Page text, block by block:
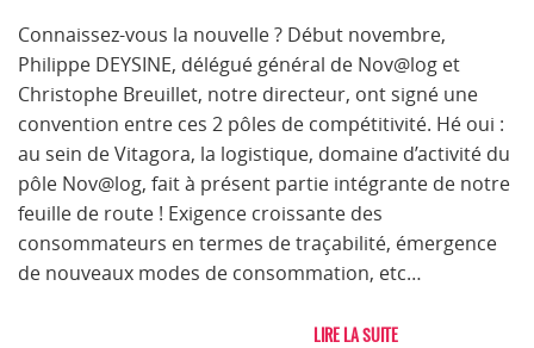
Connaissez-vous la nouvelle ? Début novembre,
Philippe DEYSINE, délégué général de Nov@log et
Christophe Breuillet, notre directeur, ont signé une
convention entre ces 2 pôles de compétitivité. Hé oui :
au sein de Vitagora, la logistique, domaine d’activité du
pôle Nov@log, fait à présent partie intégrante de notre
feuille de route ! Exigence croissante des
consommateurs en termes de traçabilité, émergence
de nouveaux modes de consommation, etc…
LIRE LA SUITE